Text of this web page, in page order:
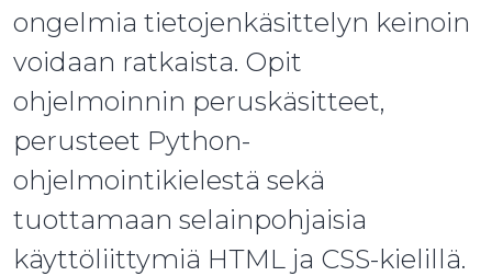
ongelmia tietojenkäsittelyn keinoin
voidaan ratkaista. Opit
ohjelmoinnin peruskäsitteet,
perusteet Python-
ohjelmointikielestä sekä
tuottamaan selainpohjaisia
käyttöliittymiä HTML ja CSS-kielillä.